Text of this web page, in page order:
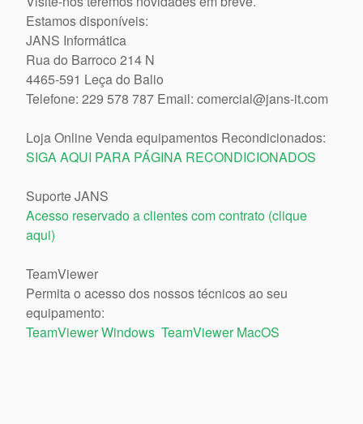
Estamos disponíveis:
JANS Informática
Rua do Barroco 214 N
4465-591 Leça do Balio
Telefone: 229 578 787 Email: comercial@jans-it.com
Loja Online Venda equipamentos Recondicionados:
SIGA AQUI PARA PÁGINA RECONDICIONADOS
Suporte JANS
Acesso reservado a clientes com contrato (clique
aqui)
TeamViewer
Permita o acesso dos nossos técnicos ao seu
equipamento:
TeamViewer Windows TeamViewer MacOS